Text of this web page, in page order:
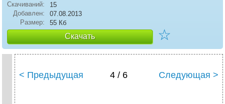
Скачиваний:
15
Добавлен:
07.08.2013
Размер:
55 Кб
Скачать ☆
< Предыдущая 4 / 6 Следующая >